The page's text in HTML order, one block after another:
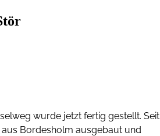
wurde jetzt fertig gestellt. Seit
aus Bordesholm ausgebaut und